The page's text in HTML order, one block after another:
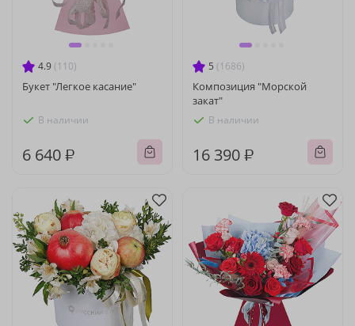
4.9 (110)
Букет "Легкое касание"
В наличии
6 640 ₽
5 (1686)
Композиция "Морской
закат"
В наличии
16 390 ₽